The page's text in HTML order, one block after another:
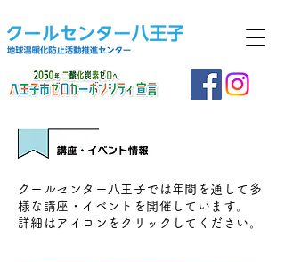
クールセンター八王子では年間を通して多
様な講座・イベントを開催しています。
詳細はアイコンをクリックしてください。